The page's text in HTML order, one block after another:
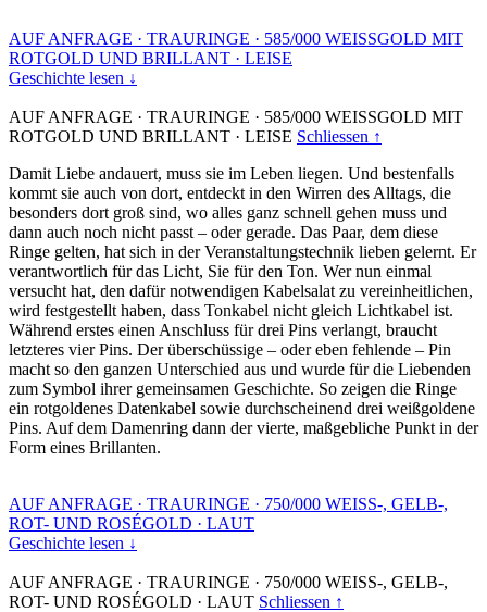
AUF ANFRAGE · TRAURINGE · 585/000 WEISSGOLD MIT
ROTGOLD UND BRILLANT · LEISE
Geschichte lesen ↓
AUF ANFRAGE · TRAURINGE · 585/000 WEISSGOLD MIT
ROTGOLD UND BRILLANT · LEISE Schliessen ↑
Damit Liebe andauert, muss sie im Leben liegen. Und bestenfalls
kommt sie auch von dort, entdeckt in den Wirren des Alltags, die
besonders dort groß sind, wo alles ganz schnell gehen muss und
dann auch noch nicht passt – oder gerade. Das Paar, dem diese
Ringe gelten, hat sich in der Veranstaltungstechnik lieben gelernt. Er
verantwortlich für das Licht, Sie für den Ton. Wer nun einmal
versucht hat, den dafür notwendigen Kabelsalat zu vereinheitlichen,
wird festgestellt haben, dass Tonkabel nicht gleich Lichtkabel ist.
Während erstes einen Anschluss für drei Pins verlangt, braucht
letzteres vier Pins. Der überschüssige – oder eben fehlende – Pin
macht so den ganzen Unterschied aus und wurde für die Liebenden
zum Symbol ihrer gemeinsamen Geschichte. So zeigen die Ringe
ein rotgoldenes Datenkabel sowie durchscheinend drei weißgoldene
Pins. Auf dem Damenring dann der vierte, maßgebliche Punkt in der
Form eines Brillanten.
AUF ANFRAGE · TRAURINGE · 750/000 WEISS-, GELB-,
ROT- UND ROSÉGOLD · LAUT
Geschichte lesen ↓
AUF ANFRAGE · TRAURINGE · 750/000 WEISS-, GELB-,
ROT- UND ROSÉGOLD · LAUT Schliessen ↑